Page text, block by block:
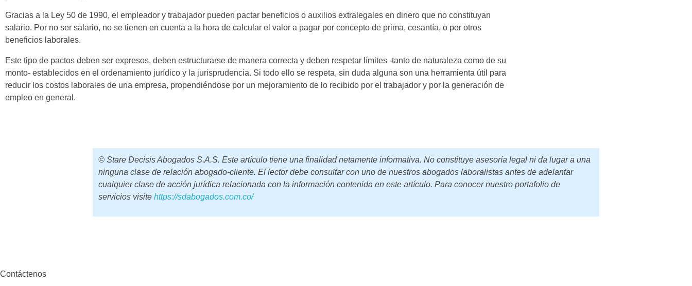
Gracias a la Ley 50 de 1990, el empleador y trabajador pueden pactar beneficios o auxilios extralegales en dinero que no constituyan
salario. Por no ser salario, no se tienen en cuenta a la hora de calcular el valor a pagar por concepto de prima, cesantía, o por otros
beneficios laborales.
Este tipo de pactos deben ser expresos, deben estructurarse de manera correcta y deben respetar límites -tanto de naturaleza como de su
monto- establecidos en el ordenamiento jurídico y la jurisprudencia. Si todo ello se respeta, sin duda alguna son una herramienta útil para
reducir los costos laborales de una empresa, propendiéndose por un mejoramiento de lo recibido por el trabajador y por la generación de
empleo en general.
© Stare Decisis Abogados S.A.S. Este artículo tiene una finalidad netamente informativa. No constituye asesoría legal ni da lugar a una
ninguna clase de relación abogado-cliente. El lector debe consultar con uno de nuestros abogados laboralistas antes de adelantar
cualquier clase de acción jurídica relacionada con la información contenida en este artículo. Para conocer nuestro portafolio de
servicios visite https://sdabogados.com.co/
Contáctenos